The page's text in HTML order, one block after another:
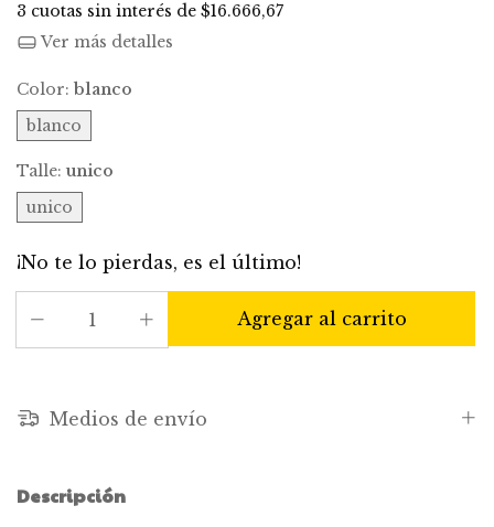
3 cuotas sin interés de $16.666,67
Ver más detalles
Color: blanco
blanco
Talle: unico
unico
¡No te lo pierdas, es el último!
Medios de envío
Descripción